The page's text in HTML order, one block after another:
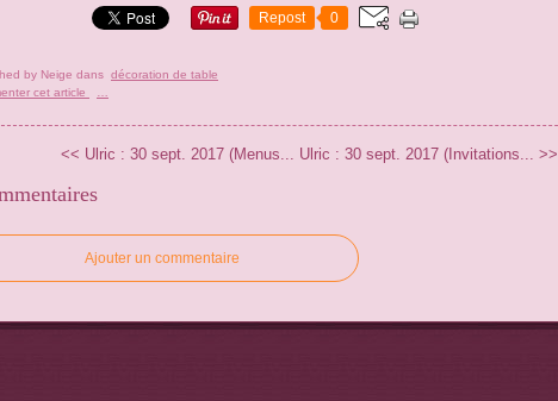
Repost 0
by Neige dans décoration de table
cet article
<< Ulric : 30 sept. 2017 (Menus... Ulric : 30 sept. 2017 (Invitations... >>
Ajouter un commentaire